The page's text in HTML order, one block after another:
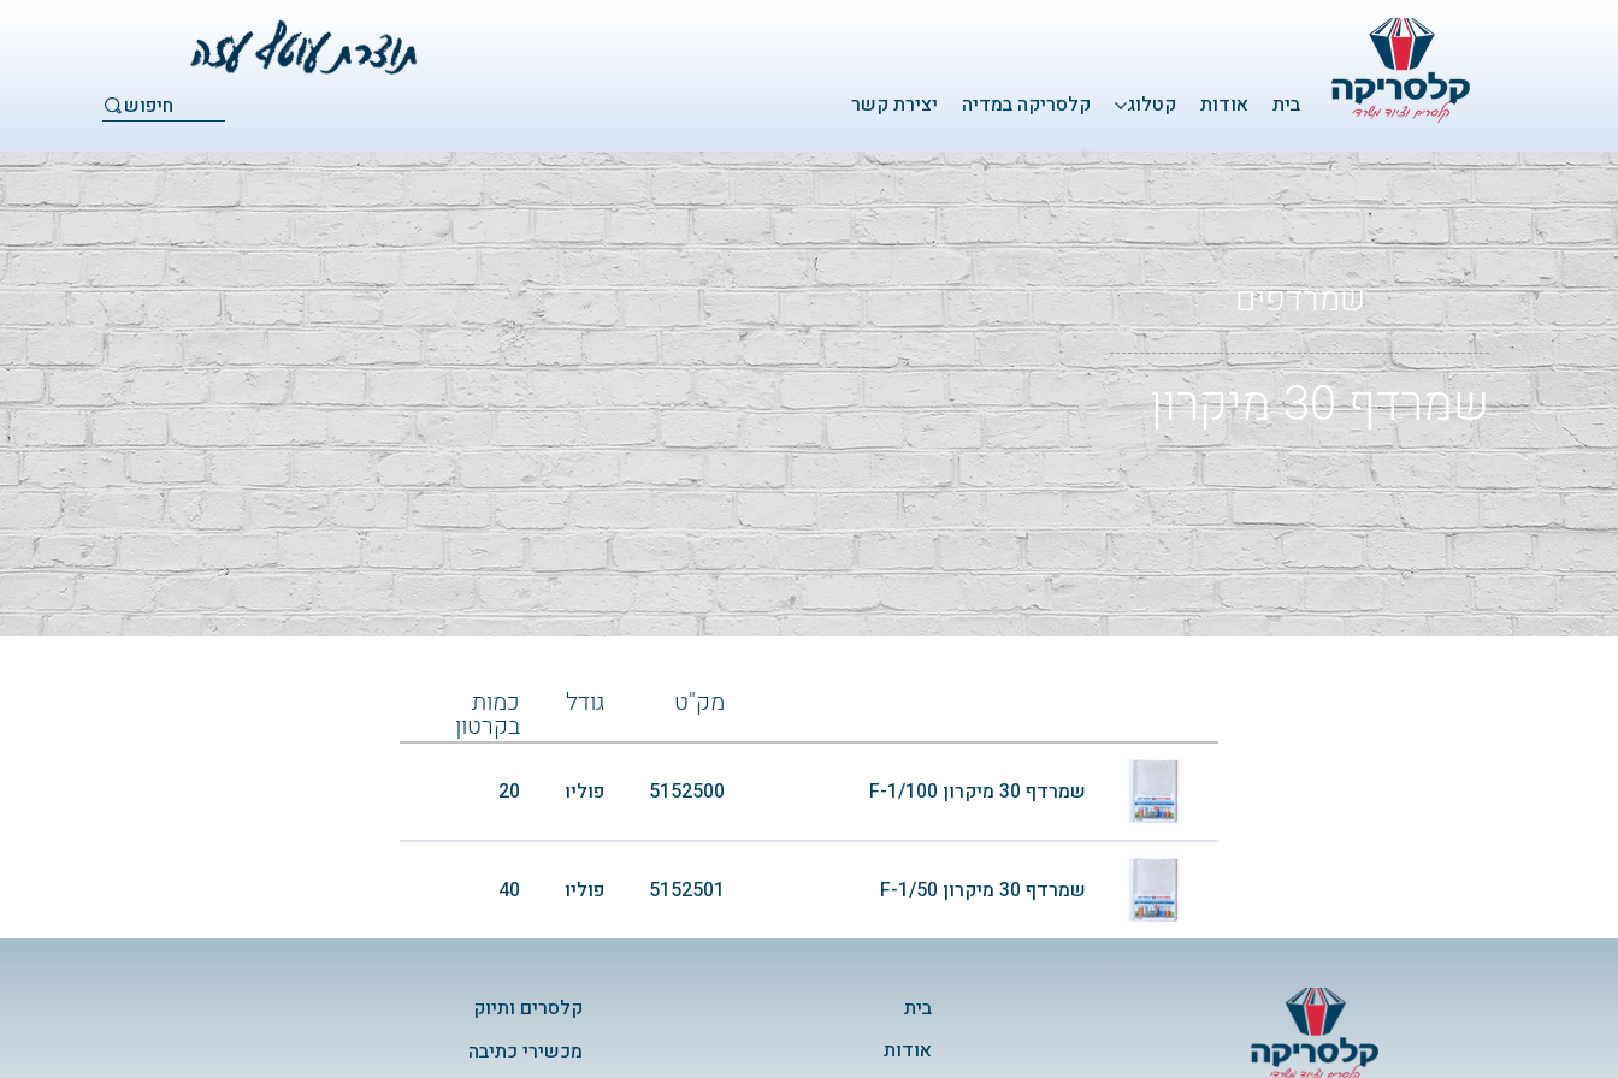
חיפוש בית אודות קטלוג קלסריקה במדיה יצירת קשר
שמרדפים
שמרדף ‏‏30 מיקרון
מק"ט גודל כמות
בקרטון
שמרדף ‏‏30 מיקרון ‏‏100‏/‏1‏-‏F 5152500 פוליו 20
שמרדף ‏‏30 מיקרון ‏‏50‏/‏1‏-‏F 5152501 פוליו 40
קלסרים ותיוק
מכשירי כתיבה
בית
אודות